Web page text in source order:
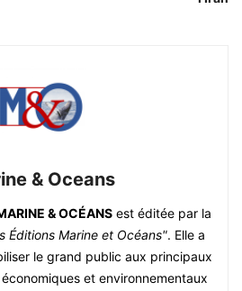
& Oceans
& OCÉANS est éditée par la
Éditions Marine et Océans". Elle a
le grand public aux principaux
et environnementaux